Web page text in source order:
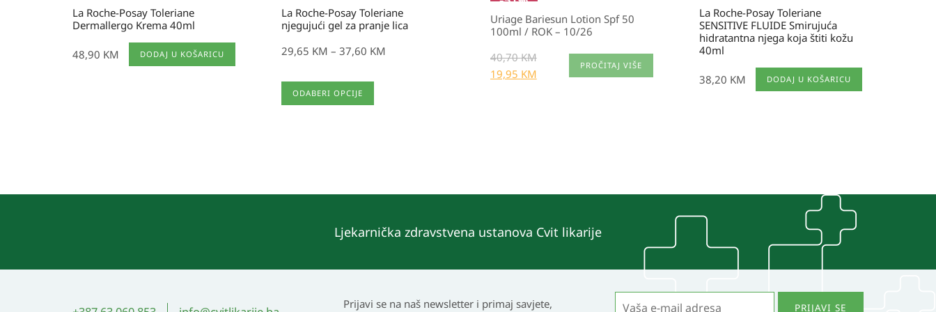
La Roche-Posay Toleriane
Dermallergo Krema 40ml
48,90 KM DODAJ U KOŠARICU
La Roche-Posay Toleriane
njegujući gel za pranje lica
29,65 KM – 37,60 KM
ODABERI OPCIJE
Ovaj
proizvod
se
stranici
Uriage Bariesun Lotion Spf 50
100ml / ROK – 10/26
40,70KM
19,95 KM
PROČITAJ VIŠE
La Roche-Posay Toleriane
SENSITIVE FLUIDE Smirujuća
hidratantna njega koja štiti kožu
40ml
38,20 KM DODAJ U KOŠARICU
Ljekarnička zdravstvena ustanova Cvit likarije
Prijavi se na naš newsletter i primaj savjete,